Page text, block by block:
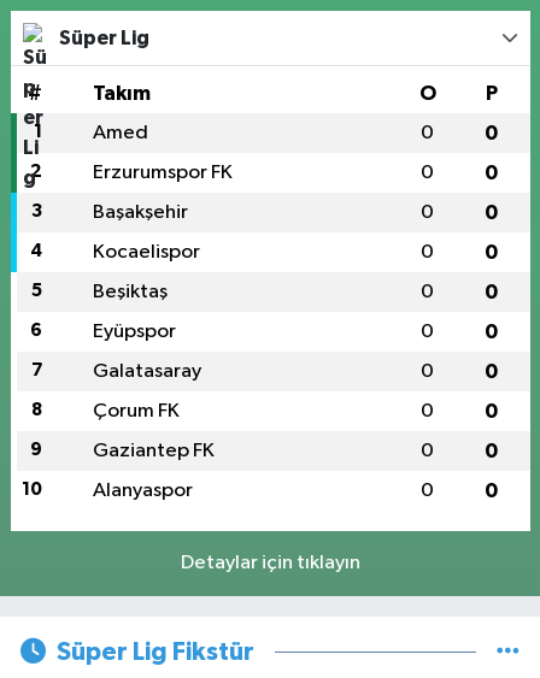
Süper Lig
# Takım O P
1 Amed 0 0
2 Erzurumspor FK 0 0
3 Başakşehir 0 0
4 Kocaelispor 0 0
5 Beşiktaş 0 0
6 Eyüpspor 0 0
7 Galatasaray 0 0
8 Çorum FK 0 0
9 Gaziantep FK 0 0
10 Alanyaspor 0 0
Detaylar için tıklayın
Süper Lig Fikstür